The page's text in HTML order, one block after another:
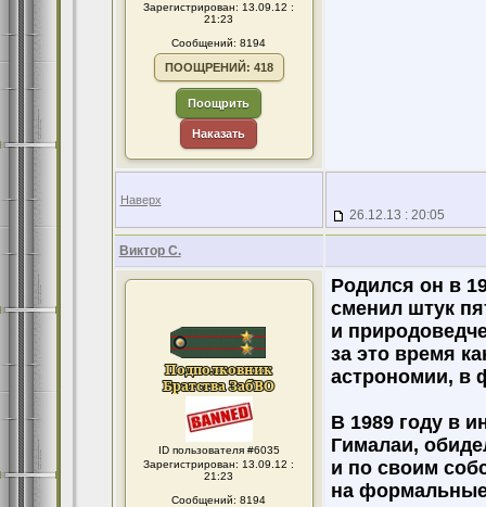
Зарегистрирован: 13.09.12 :
21:23
Сообщений: 8194
ПООЩРЕНИЙ: 418
Поощрить
Наказать
Наверх
26.12.13 : 20:05
Виктор С.
ID пользователя #6035
Зарегистрирован: 13.09.12 :
21:23
Сообщений: 8194
Родился он в
сменил штук
и
за это время
астрономии, в
В 1989 году в
Гималаи,
и по своим
на